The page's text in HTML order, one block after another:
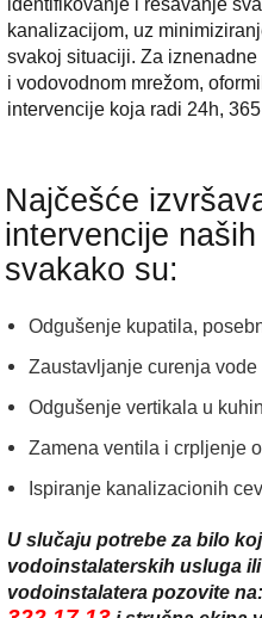
kanalizacijom, uz
svakoj situaciji. Za
i vodovodnom mrežom,
intervencije koja radi 24h,
Najčešće
intervencije
svakako su:
Odgušenje kupatila,
Zaustavljanje curenja
Odgušenje vertikala u
Zamena ventila i crpljenje
Ispiranje kanalizacionih
U slučaju potrebe za bilo
vodoinstalaterskih usluga
vodoinstalatera pozovite